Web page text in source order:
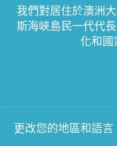
我們對居住於澳洲
斯海峽島民一代代
化和國
更改您的地區和語言